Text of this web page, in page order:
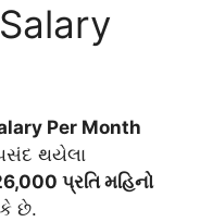
Per Month
થયેલા
પ્રતિ મહિનો
છે.